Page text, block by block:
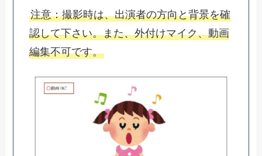
注意：撮影時は、出演者の方向と背景を確
認して下さい。また、外付けマイク、動画
編集不可です。